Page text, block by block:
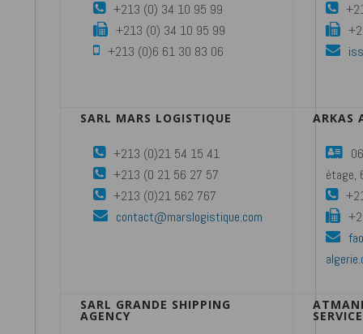
+213 (0) 34 10 95 99
+213 (0) 34 10 95 99
+213 (0)6 61 30 83 06
SARL MARS LOGISTIQUE
+213 (0)21 54 15 41
+213 (0 21 56 27 57
+213 (0)21 562 767
contact@marslogistique.com
ARKAS
étage,
SARL GRANDE SHIPPING
AGENCY